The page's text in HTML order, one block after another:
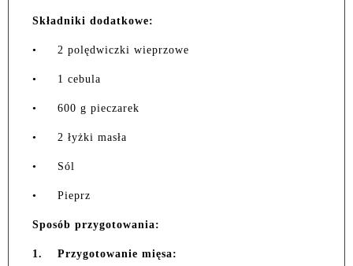
Składniki dodatkowe:
• 2 polędwiczki wieprzowe
• 1 cebula
• 600 g pieczarek
• 2 łyżki masła
• Sól
• Pieprz
Sposób przygotowania:
1. Przygotowanie mięsa: